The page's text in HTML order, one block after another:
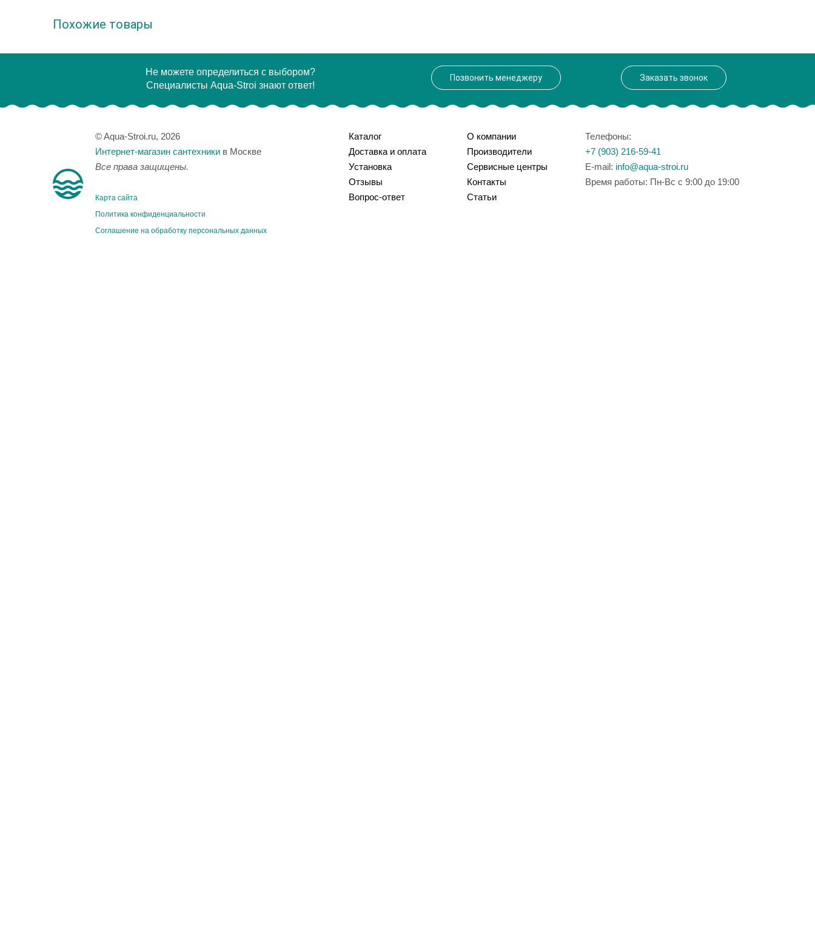
Похожие товары
Не можете определиться с выбором?
Специалисты Aqua-Stroi знают ответ!
Позвонить менеджеру Заказать звонок
© Aqua-Stroi.ru, 2026
Интернет-магазин сантехники в Москве
Все права защищены.
Карта сайта
Политика конфиденциальности
Соглашение на обработку персональных данных
Каталог
Доставка и оплата
Установка
Отзывы
Вопрос-ответ
О компании
Производители
Сервисные центры
Контакты
Статьи
Телефоны:
+7 (903) 216-59-41
E-mail: info@aqua-stroi.ru
Время работы: Пн-Вс с 9:00 до 19:00